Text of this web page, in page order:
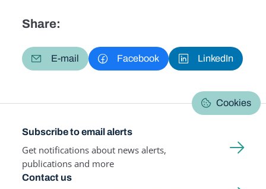
Share:
E-mail Facebook LinkedIn
Cookies
Subscribe to email alerts
Get notifications about news alerts,
publications and more
Contact us